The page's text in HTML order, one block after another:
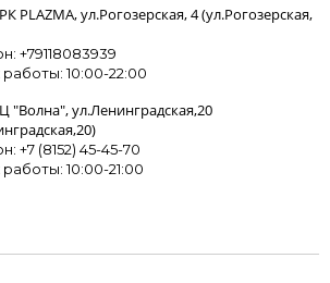
PLAZMA, ул.Рогозерская, 4 (ул.Рогозерская,
+79118083939
10:00-22:00
"Волна", ул.Ленинградская,20
+7 (8152) 45-45-70
10:00-21:00